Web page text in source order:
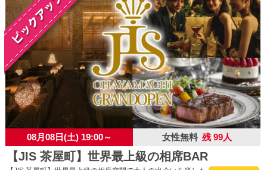
08月08日(土) 19:00～ 女性無料 残 99人
【JIS 茶屋町】世界最上級の相席BAR